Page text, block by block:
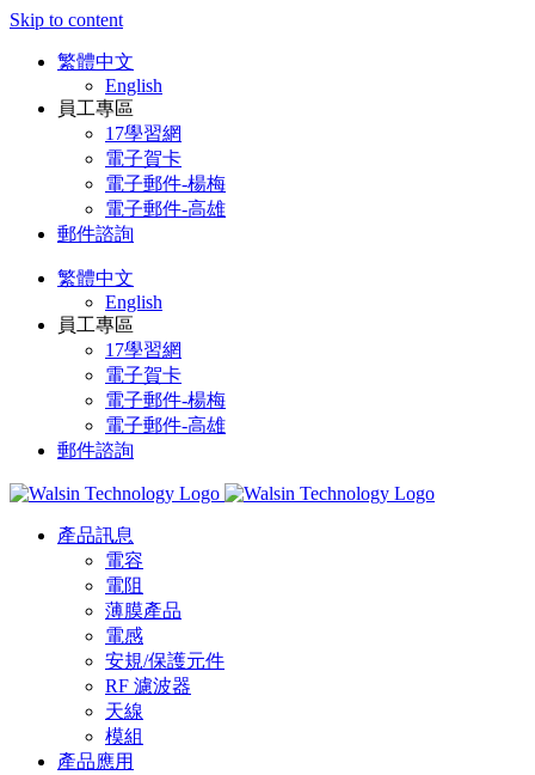
Skip to content
繁體中文
English
員工專區
17學習網
電子賀卡
電子郵件-楊梅
電子郵件-高雄
郵件諮詢
繁體中文
English
員工專區
17學習網
電子賀卡
電子郵件-楊梅
電子郵件-高雄
郵件諮詢
產品訊息
電容
電阻
薄膜產品
電感
安規/保護元件
RF 濾波器
天線
模組
產品應用